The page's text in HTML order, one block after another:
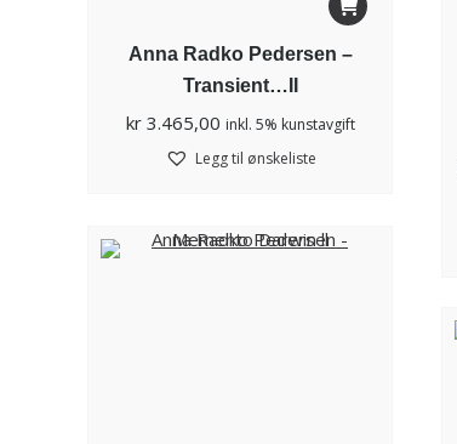
Anna Radko Pedersen –
Transient…II
kr3.465,00 inkl. 5% kunstavgift
Legg til ønskeliste